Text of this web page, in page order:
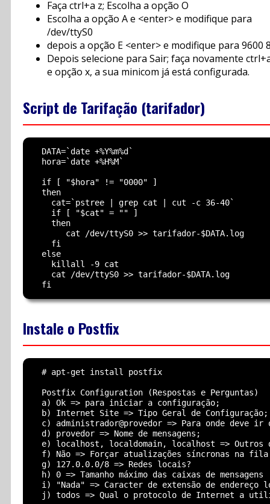
Faça ctrl+a z; Escolha a opção O
Escolha a opção A e <enter> e modifique para
/dev/ttyS0
depois a opção E <enter> e modifique para 9600
Depois selecione para Sair; faça novamente
e opção x, a sua minicom já está configurada.
Script de Tarifação (tarifador)
  DATA=`date +%Y%m%d`
  hora=`date +%H%M`
  if [ "$hora" != "0000" ]
  then
    cat=`pstree | grep cat | cut -c 36-40`
    if [ "$cat" = "" ]
    then
       cat /dev/ttyS0 >> tarifador-$DATA.log
    fi
  else
    killall -9 cat
    cat /dev/ttyS0 >> tarifador-$DATA.log
Instale o Postfix
  # apt-get install postfix
  Postfix Configuration (Respostas e Perguntas)
  a) Ok => para iniciar a configuração;
  b) Internet Site => Tipo Geral de Configuração;
c) administrador@provedor => Para onde deve ir
  d) provedor => Nome de mensagens;
e) localhost, localdomain, localhost => Outros
f) Não => Forçar atualizações síncronas na
  g) 127.0.0.0/8 => Redes locais?
  h) 0 => Tamanho máximo das caixas de mensagens
i) "Nada" => Caracter de extensão de endereço